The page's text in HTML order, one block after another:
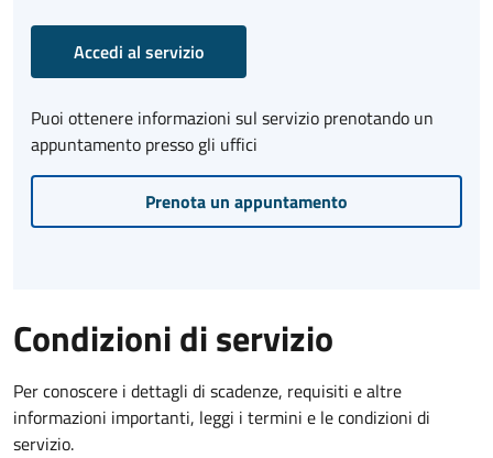
Accedi al servizio
Puoi ottenere informazioni sul servizio prenotando un
appuntamento presso gli uffici
Prenota un appuntamento
Condizioni di servizio
Per conoscere i dettagli di scadenze, requisiti e altre
informazioni importanti, leggi i termini e le condizioni di
servizio.